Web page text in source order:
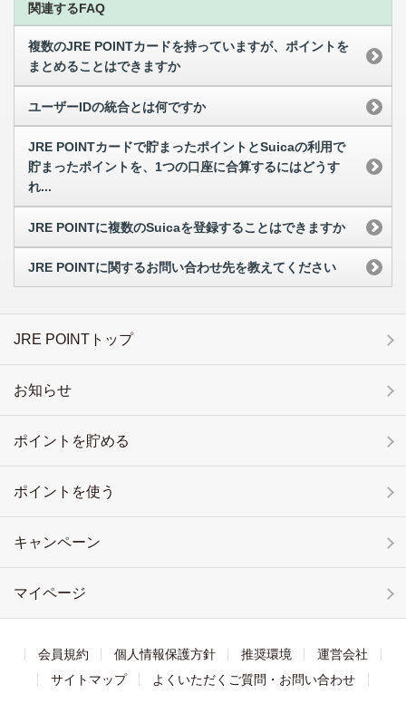
関連するFAQ
複数のJRE POINTカードを持っていますが、ポイントを
まとめることはできますか
ユーザーIDの統合とは何ですか
JRE POINTカードで貯まったポイントとSuicaの利用で
貯まったポイントを、1つの口座に合算するにはどうす
れ...
JRE POINTに複数のSuicaを登録することはできますか
JRE POINTに関するお問い合わせ先を教えてください
JRE POINTトップ
お知らせ
ポイントを貯める
ポイントを使う
キャンペーン
マイページ
会員規約 個人情報保護方針 推奨環境
運営会社
サイトマップ
よくいただくご質問・お問い合わせ